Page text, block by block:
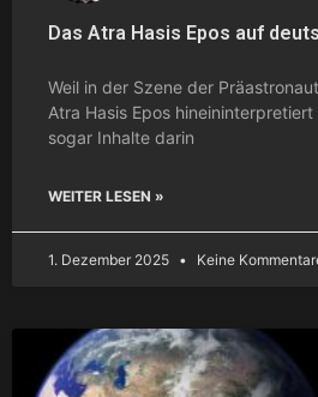
Das Atra Hasis Epos auf
Weil in der Szene der
Atra Hasis Epos
sogar Inhalte darin
WEITER LESEN »
1. Dezember 2025 Keine